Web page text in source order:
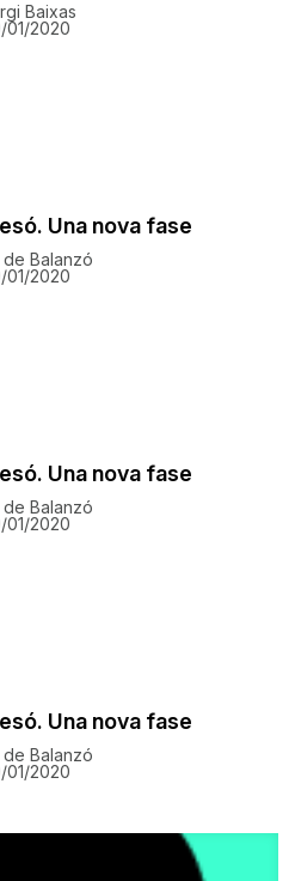
Baixas
01/2020
Una nova fase
Balanzó
01/2020
Una nova fase
Balanzó
01/2020
Una nova fase
Balanzó
01/2020